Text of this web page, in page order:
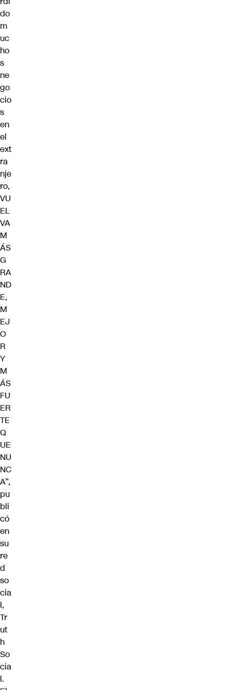
do
m
uc
ho
s
ne
go
cio
s
en
el
ext
ra
nje
ro,
VU
EL
VA
M
ÁS
G
RA
ND
E,
M
EJ
O
R
Y
M
ÁS
FU
ER
TE
Q
UE
NU
NC
A”,
pu
bli
có
en
su
re
d
so
cia
l,
Tr
ut
h
So
cia
l.